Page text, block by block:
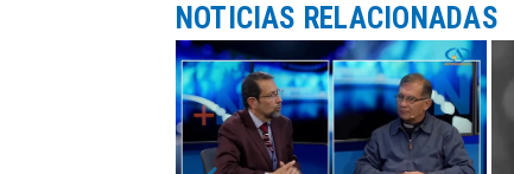
NOTICIAS RELACIONADAS